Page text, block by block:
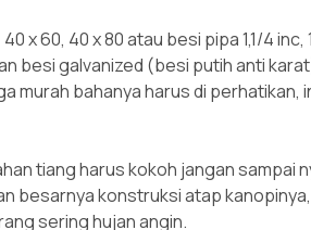
x 60, 40 x 80 atau besi pipa 1,1/4 inc,
besi galvanized (besi putih anti
murah bahanya harus di perhatikan,
tiang harus kokoh jangan sampai
besarnya konstruksi atap
sering hujan angin.